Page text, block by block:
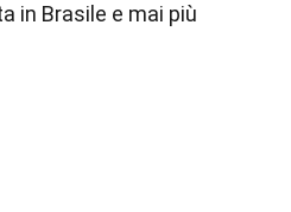
in Brasile e mai più